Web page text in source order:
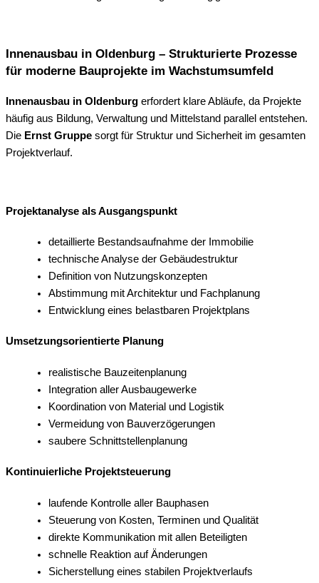
Innenausbau in Oldenburg – Strukturierte Prozesse
für moderne Bauprojekte im Wachstumsumfeld
Innenausbau in Oldenburg erfordert klare Abläufe, da Projekte
häufig aus Bildung, Verwaltung und Mittelstand parallel entstehen.
Die Ernst Gruppe sorgt für Struktur und Sicherheit im gesamten
Projektverlauf.
Projektanalyse als Ausgangspunkt
detaillierte Bestandsaufnahme der Immobilie
technische Analyse der Gebäudestruktur
Definition von Nutzungskonzepten
Abstimmung mit Architektur und Fachplanung
Entwicklung eines belastbaren Projektplans
Umsetzungsorientierte Planung
realistische Bauzeitenplanung
Integration aller Ausbaugewerke
Koordination von Material und Logistik
Vermeidung von Bauverzögerungen
saubere Schnittstellenplanung
Kontinuierliche Projektsteuerung
laufende Kontrolle aller Bauphasen
Steuerung von Kosten, Terminen und Qualität
direkte Kommunikation mit allen Beteiligten
schnelle Reaktion auf Änderungen
Sicherstellung eines stabilen Projektverlaufs